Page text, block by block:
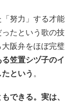
努力」する才能
たという歌の技
阪弁をほぼ完璧
笠置シヅ子のイ
という 。
できる。実は、